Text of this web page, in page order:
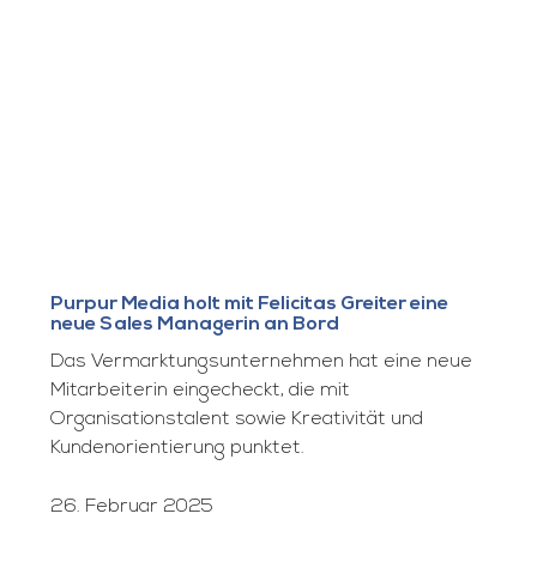
Purpur Media holt mit Felicitas Greiter eine
neue Sales Managerin an Bord
Das Vermarktungsunternehmen hat eine neue
Mitarbeiterin eingecheckt, die mit
Organisationstalent sowie Kreativität und
Kundenorientierung punktet.
26. Februar 2025